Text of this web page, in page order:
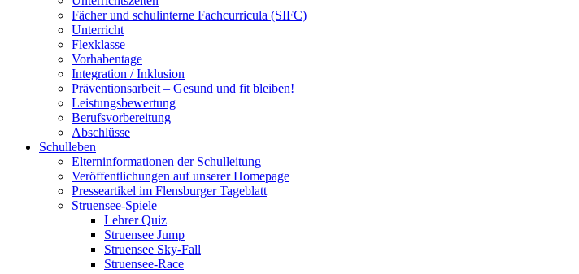
Fächer und schulinterne Fachcurricula (SIFC)
Unterricht
Flexklasse
Vorhabentage
Integration / Inklusion
Präventionsarbeit – Gesund und fit bleiben!
Leistungsbewertung
Berufsvorbereitung
Abschlüsse
Schulleben
Elterninformationen der Schulleitung
Veröffentlichungen auf unserer Homepage
Presseartikel im Flensburger Tageblatt
Struensee-Spiele
Lehrer Quiz
Struensee Jump
Struensee Sky-Fall
Struensee-Race